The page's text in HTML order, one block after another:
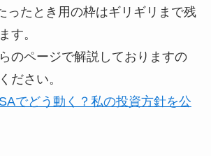
ったとき用の枠はギリギリまで残
す。
のページで解説しておりますの
ださい。
でどう動く？私の投資方針を公